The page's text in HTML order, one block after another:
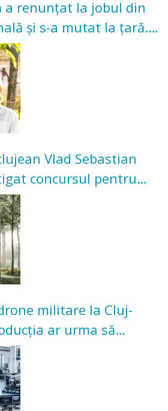
a renunțat la jobul din
și s-a mutat la țară.
legume în grădina
Vlad Sebastian
concursul pentru
Grădinii Casei
militare la Cluj-
ar urma să
acestui an